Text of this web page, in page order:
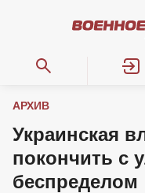
АРХИВ
Украинская
покончить с
беспределом